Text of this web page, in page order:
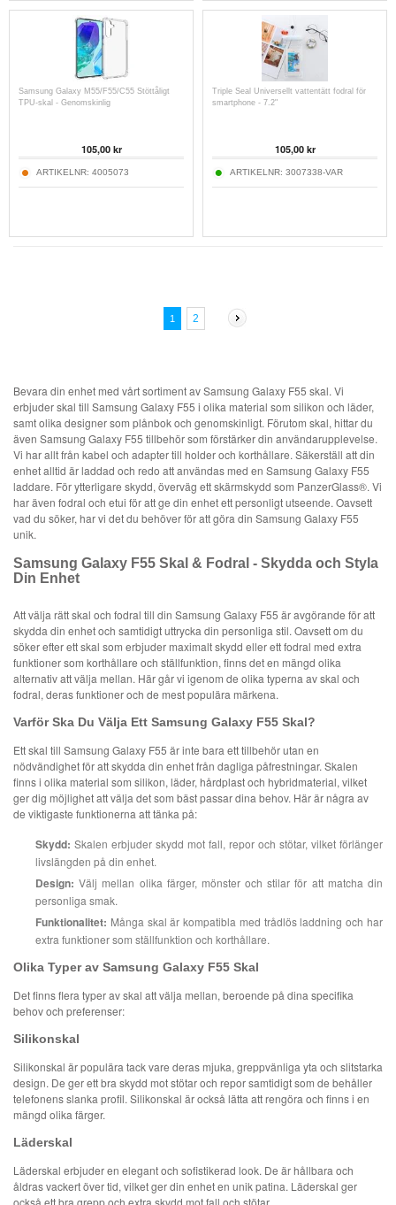
Samsung Galaxy M55/F55/C55 Stöttåligt
TPU-skal - Genomskinlig
105,00kr
ARTIKELNR: 4005073
Triple Seal Universellt vattentätt fodral för
smartphone - 7.2"
105,00kr
ARTIKELNR: 3007338-VAR
1 2
Bevara din enhet med vårt sortiment av Samsung Galaxy F55 skal. Vi
erbjuder skal till Samsung Galaxy F55 i olika material som silikon och läder,
samt olika designer som plånbok och genomskinligt. Förutom skal, hittar du
även Samsung Galaxy F55 tillbehör som förstärker din användarupplevelse.
Vi har allt från kabel och adapter till holder och korthållare. Säkerställ att din
enhet alltid är laddad och redo att användas med en Samsung Galaxy F55
laddare. För ytterligare skydd, överväg ett skärmskydd som PanzerGlass®. Vi
har även fodral och etui för att ge din enhet ett personligt utseende. Oavsett
vad du söker, har vi det du behöver för att göra din Samsung Galaxy F55
unik.
Samsung Galaxy F55 Skal & Fodral - Skydda och Styla
Din Enhet
Att välja rätt skal och fodral till din Samsung Galaxy F55 är avgörande för att
skydda din enhet och samtidigt uttrycka din personliga stil. Oavsett om du
söker efter ett skal som erbjuder maximalt skydd eller ett fodral med extra
funktioner som korthållare och ställfunktion, finns det en mängd olika
alternativ att välja mellan. Här går vi igenom de olika typerna av skal och
fodral, deras funktioner och de mest populära märkena.
Varför Ska Du Välja Ett Samsung Galaxy F55 Skal?
Ett skal till Samsung Galaxy F55 är inte bara ett tillbehör utan en
nödvändighet för att skydda din enhet från dagliga påfrestningar. Skalen
finns i olika material som silikon, läder, hårdplast och hybridmaterial, vilket
ger dig möjlighet att välja det som bäst passar dina behov. Här är några av
de viktigaste funktionerna att tänka på:
Skydd: Skalen erbjuder skydd mot fall, repor och stötar, vilket förlänger
livslängden på din enhet.
Design: Välj mellan olika färger, mönster och stilar för att matcha din
personliga smak.
Funktionalitet: Många skal är kompatibla med trådlös laddning och har
extra funktioner som ställfunktion och korthållare.
Olika Typer av Samsung Galaxy F55 Skal
Det finns flera typer av skal att välja mellan, beroende på dina specifika
behov och preferenser:
Silikonskal
Silikonskal är populära tack vare deras mjuka, greppvänliga yta och slitstarka
design. De ger ett bra skydd mot stötar och repor samtidigt som de behåller
telefonens slanka profil. Silikonskal är också lätta att rengöra och finns i en
mängd olika färger.
Läderskal
Läderskal erbjuder en elegant och sofistikerad look. De är hållbara och
åldras vackert över tid, vilket ger din enhet en unik patina. Läderskal ger